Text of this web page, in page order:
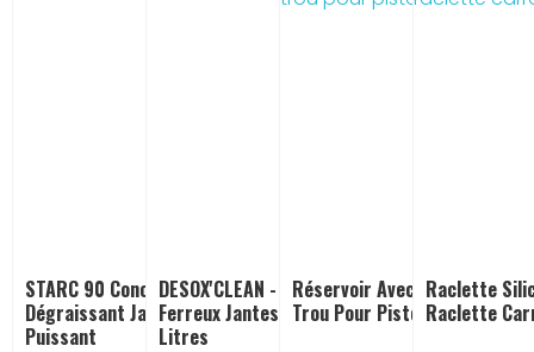
STARC 90 Concentré :
Dégraissant Jantes Très
Puissant
DESOX'CLEAN - Décontaminant
Ferreux Jantes Et Carrosserie - 5
Litres
Réservoir Avec Couvercle
Trou Pour Pistolet
Raclette
Raclette